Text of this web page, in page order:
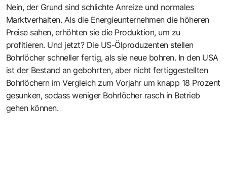
Nein, der Grund sind schlichte Anreize und normales
Marktverhalten. Als die Energieunternehmen die höheren
Preise sahen, erhöhten sie die Produktion, um zu
profitieren. Und jetzt? Die US-Ölproduzenten stellen
Bohrlöcher schneller fertig, als sie neue bohren. In den USA
ist der Bestand an gebohrten, aber nicht fertiggestellten
Bohrlöchern im Vergleich zum Vorjahr um knapp 18 Prozent
gesunken, sodass weniger Bohrlöcher rasch in Betrieb
gehen können.